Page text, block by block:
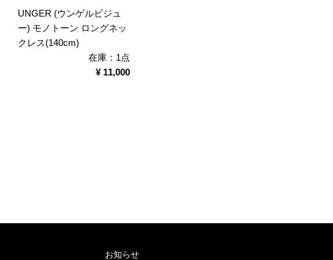
UNGER (ウンゲルビジュ
ー) モノトーン ロングネッ
クレス(140cm)
在庫：1点
¥ 11,000
お知らせ